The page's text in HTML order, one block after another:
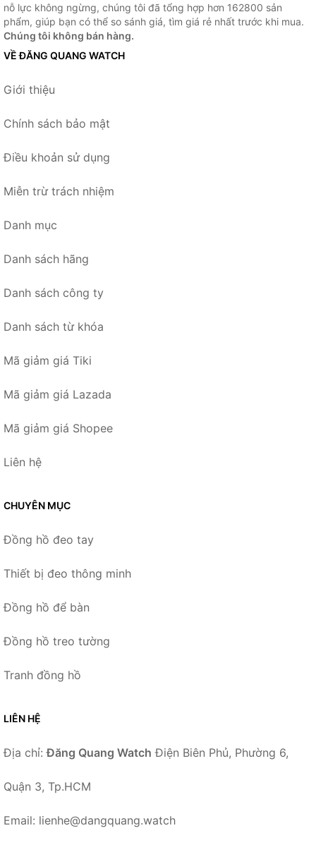
nỗ lực không ngừng, chúng tôi đã tổng hợp hơn 162800 sản
phẩm, giúp bạn có thể so sánh giá, tìm giá rẻ nhất trước khi mua.
Chúng tôi không bán hàng.
VỀ ĐĂNG QUANG WATCH
Giới thiệu
Chính sách bảo mật
Điều khoản sử dụng
Miễn trừ trách nhiệm
Danh mục
Danh sách hãng
Danh sách công ty
Danh sách từ khóa
Mã giảm giá Tiki
Mã giảm giá Lazada
Mã giảm giá Shopee
Liên hệ
CHUYÊN MỤC
Đồng hồ đeo tay
Thiết bị đeo thông minh
Đồng hồ để bàn
Đồng hồ treo tường
Tranh đồng hồ
LIÊN HỆ
Địa chỉ:Đăng Quang Watch Điện Biên Phủ, Phường 6,
Quận 3, Tp.HCM
Email: lienhe@dangquang.watch